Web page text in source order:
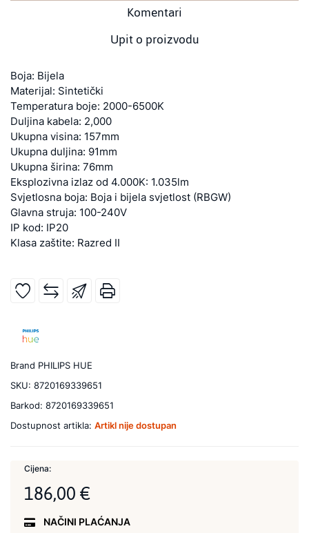
Komentari
Upit o proizvodu
Boja: Bijela
Materijal: Sintetički
Temperatura boje: 2000-6500K
Duljina kabela: 2,000
Ukupna visina: 157mm
Ukupna duljina: 91mm
Ukupna širina: 76mm
Eksplozivna izlaz od 4.000K: 1.035lm
Svjetlosna boja: Boja i bijela svjetlost (RBGW)
Glavna struja: 100-240V
IP kod: IP20
Klasa zaštite: Razred II
Brand PHILIPS HUE
SKU: 8720169339651
Barkod: 8720169339651
Dostupnost artikla: Artikl nije dostupan
Cijena:
186,00 €
NAČINI PLAĆANJA